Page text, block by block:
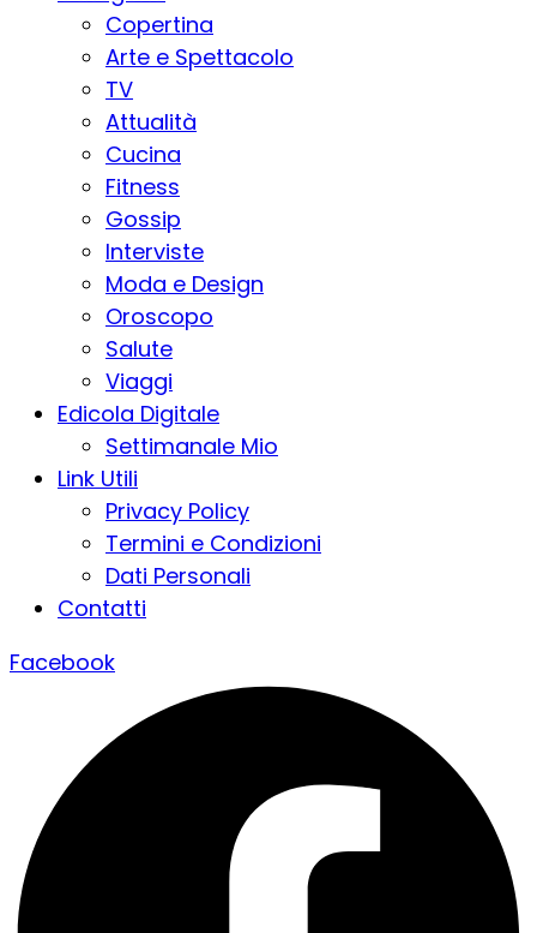
Copertina
Arte e Spettacolo
TV
Attualità
Cucina
Fitness
Gossip
Interviste
Moda e Design
Oroscopo
Salute
Viaggi
Edicola Digitale
Settimanale Mio
Link Utili
Privacy Policy
Termini e Condizioni
Dati Personali
Contatti
Facebook